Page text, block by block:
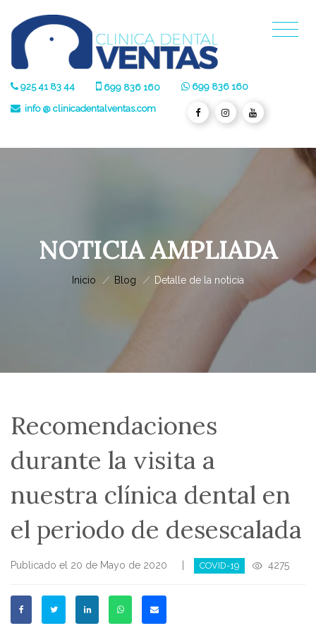
925 41 83 44 699 836 160 699 836 160
info @ clinicadentalventas.com
NOTICIA AMPLIADA
Inicio / Blog / Detalle de la noticia
Recomendaciones
durante la visita a
nuestra clínica dental en
el periodo de desescalada
Publicado el 20 de Mayo de 2020 COVID-19 4275